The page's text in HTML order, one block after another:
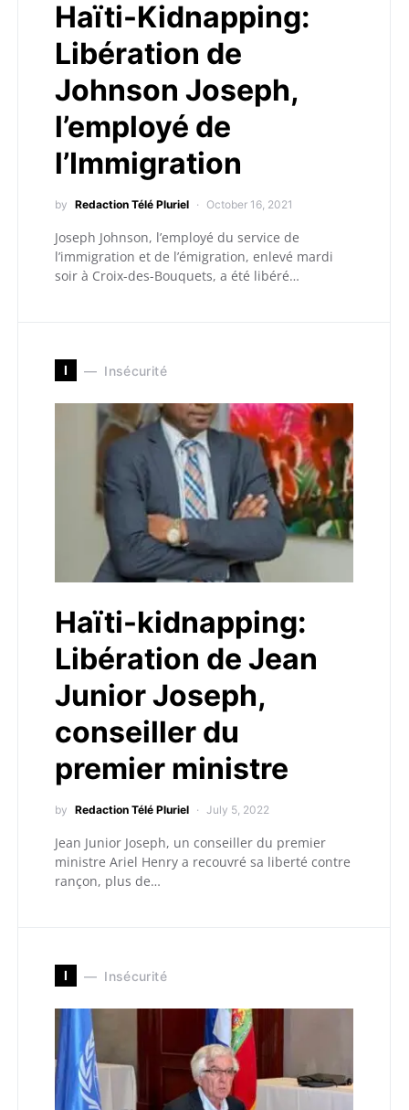
Haïti-Kidnapping:
Libération de
Johnson Joseph,
l’employé de
l’Immigration
by Redaction Télé Pluriel October 16, 2021
Joseph Johnson, l’employé du service de
l’immigration et de l’émigration, enlevé mardi
soir à Croix-des-Bouquets, a été libéré…
I Insécurité
Haïti-kidnapping:
Libération de Jean
Junior Joseph,
conseiller du
premier ministre
by Redaction Télé Pluriel July 5, 2022
Jean Junior Joseph, un conseiller du premier
ministre Ariel Henry a recouvré sa liberté contre
rançon, plus de…
I Insécurité